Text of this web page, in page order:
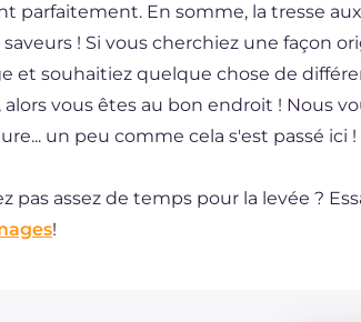
parfaitement. En somme, la tresse
! Si vous cherchiez une façon
et souhaitiez quelque chose de
, alors vous êtes au bon endroit ! Nous
un peu comme cela s'est passé ici !
pas assez de temps pour la levée ?
!